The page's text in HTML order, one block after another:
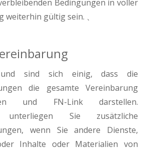
Bedingungen in voller
gültig sein. 、
sind sich einig, dass die
die gesamte Vereinbarung
und FN-Link darstellen.
unterliegen Sie zusätzliche
wenn Sie andere Dienste,
Inhalte oder Materialien von